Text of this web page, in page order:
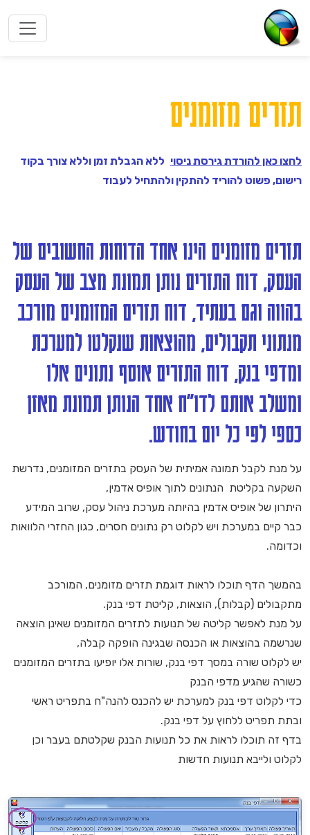
תזרים מזומנים
לחצו כאן להורדת גירסת ניסוי ללא הגבלת זמן וללא צורך בקוד
רישום, פשוט להוריד להתקין ולהתחיל לעבוד
תזרים מזומנים הינו אחד הדוחות החשובים של
העסק, דוח התזרים נותן תמונת מצב של העסק
בהווה וגם בעתיד, דוח תזרים המזומנים מורכב
מנתוני תקבולים, מהוצאות שנקלטו למערכת
ומדפי בנק, דוח התזרים אוסף נתונים אלו
ומשלב אותם לדו"ח אחד הנותן תמונת מאזן
כספי לפי כל יום בחודש.
על מנת לקבל תמונה אמיתית של העסק בתזרים המזומנים, נדרשת
השקעה בקליטת הנתונים לתוך אופיס אדמין,
היתרון של אופיס אדמין בהיותה מערכת ניהול עסק, שרוב המידע
כבר קיים במערכת ויש לקלוט רק נתונים חסרים, כגון החזרי הלוואות
וכדומה.
בהמשך הדף תוכלו לראות דוגמת תזרים מזומנים, המורכב
מתקבולים (קבלות), הוצאות, קליטת דפי בנק.
על מנת לאפשר קליטה של תנועות לתזרים המזומנים שאינן הוצאה
שנרשמה בהוצאות או הכנסה שבגינה הופקה קבלה,
יש לקלוט שורה במסך דפי בנק, שורות אלו יופיעו בתזרים המזומנים
כשורה שהגיע מדפי הבנק
כדי לקלוט דפי בנק למערכת יש להכנס להנה"ח בתפריט ראשי
ובתת תפריט ללחוץ על דפי בנק.
בדף זה תוכלו לראות את כל תנועות הבנק שקלטתם בעבר וכן
לקלוט ולייבא תנועות חדשות